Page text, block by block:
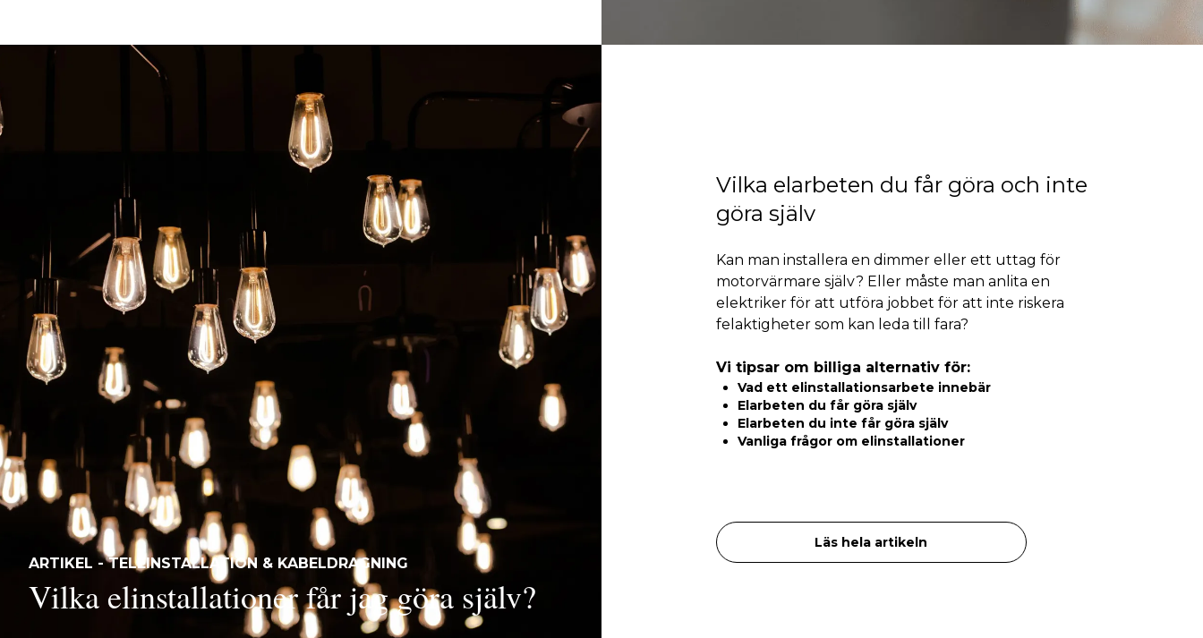
Vilka elarbeten du får göra och inte
göra själv
Kan man installera en dimmer eller ett uttag för
motorvärmare själv? Eller måste man anlita en
elektriker för att utföra jobbet för att inte riskera
felaktigheter som kan leda till fara?
Vi tipsar om billiga alternativ för:
Vad ett elinstallationsarbete innebär
Elarbeten du får göra själv
Elarbeten du inte får göra själv
Vanliga frågor om elinstallationer
Läs hela artikeln
ARTIKEL - TELEINSTALLATION & KABELDRAGNING
Vilka elinstallationer får jag göra själv?